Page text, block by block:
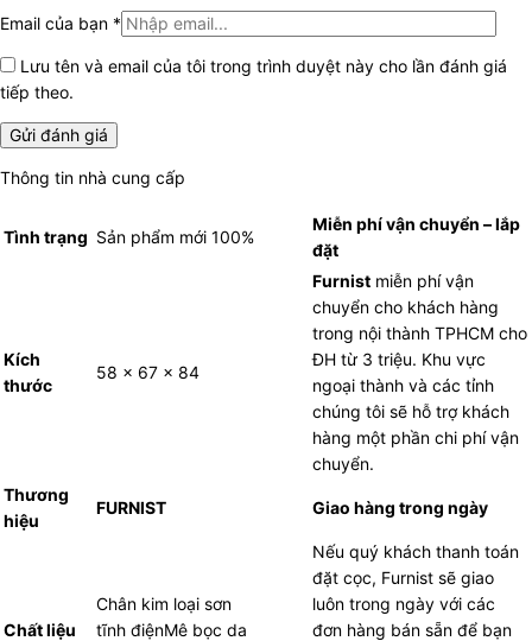
Email của bạn *
Lưu tên và email của tôi trong trình duyệt này cho lần đánh giá
tiếp theo.
Thông tin nhà cung cấp
Tình trạng Sản phẩm mới 100%
Miễn phí vận chuyển – lắp
đặt
Kích
thước
58 x 67 x 84
Furnist miễn phí vận
chuyển cho khách hàng
trong nội thành TPHCM cho
ĐH từ 3 triệu. Khu vực
ngoại thành và các tỉnh
chúng tôi sẽ hỗ trợ khách
hàng một phần chi phí vận
chuyển.
Thương
hiệu
FURNIST Giao hàng trong ngày
Chất liệu
Chân kim loại sơn
tĩnh điệnMê bọc da
Nếu quý khách thanh toán
đặt cọc, Furnist sẽ giao
luôn trong ngày với các
đơn hàng bán sẵn để bạn